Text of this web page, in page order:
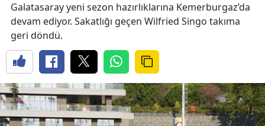
Galatasaray yeni sezon hazırlıklarına Kemerburgaz’da
devam ediyor. Sakatlığı geçen Wilfried Singo takıma
geri döndü.